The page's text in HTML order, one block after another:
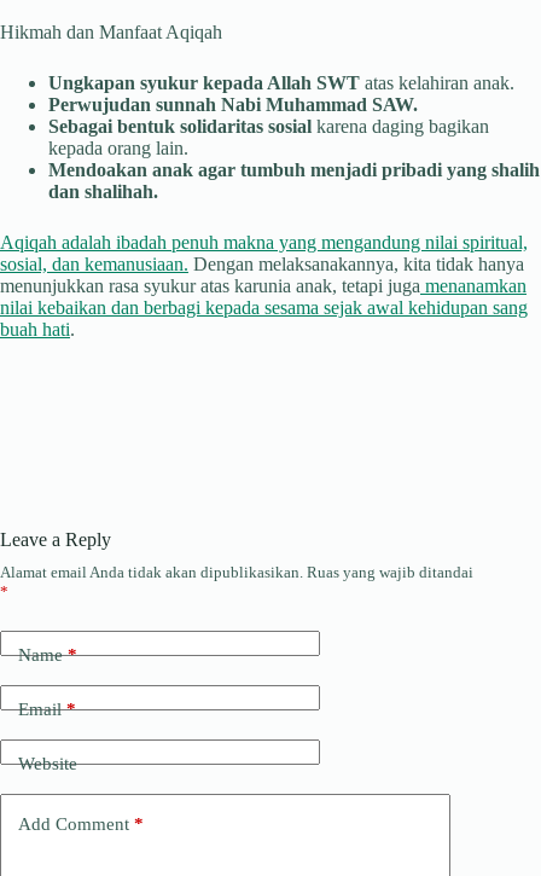
Hikmah dan Manfaat Aqiqah
Ungkapan syukur kepada Allah SWT atas kelahiran anak.
Perwujudan sunnah Nabi Muhammad SAW.
Sebagai bentuk solidaritas sosial karena daging bagikan
kepada orang lain.
Mendoakan anak agar tumbuh menjadi pribadi yang shalih
dan shalihah.
Aqiqah adalah ibadah penuh makna yang mengandung nilai spiritual,
sosial, dan kemanusiaan. Dengan melaksanakannya, kita tidak hanya
menunjukkan rasa syukur atas karunia anak, tetapi juga menanamkan
nilai kebaikan dan berbagi kepada sesama sejak awal kehidupan sang
buah hati.
Leave a Reply
Alamat email Anda tidak akan dipublikasikan. Ruas yang wajib ditandai
*
Name*
Email*
Website
Add Comment *